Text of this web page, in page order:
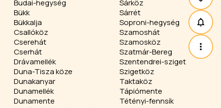
Budai-hegység
Bükk
Bükkalja
Csallóköz
Cserehát
Cserhát
Drávamellék
Duna-Tisza köze
Dunakanyar
Dunamellék
Dunamente
Sárköz
Sárrét
Soproni-hegység
Szamoshát
Szamosköz
Szatmár-Bereg
Szentendrei-sziget
Szigetköz
Taktaköz
Tápiómente
Tétényi-fennsík